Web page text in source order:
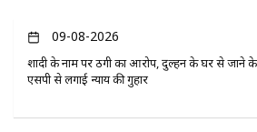
09-08-2026
शादी के नाम पर ठगी का आरोप, दुल्हन के घर से जाने
एसपी से लगाई न्याय की गुहार